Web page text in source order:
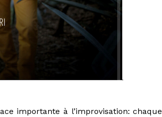
importante à l’improvisation: chaque